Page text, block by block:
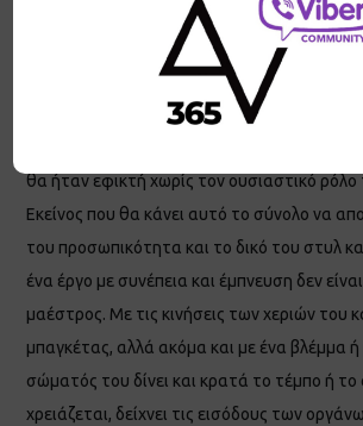
χρειάζεται το “εμείς” που εκφράζει ένα
κάθε περίπτωση το όλο αποτελεί κάτι
άθροισμα των μερών του. Ποιανού ρόλος δεν
αναφερθεί ακόμα στην επιτυχία μιας
θα ήταν εφικτή χωρίς τον ουσιαστικό
Εκείνος που θα κάνει αυτό το σύνολο να
του προσωπικότητα και το δικό του στυλ
ένα έργο με συνέπεια και έμπνευση δεν
μαέστρος. Με τις κινήσεις των χεριών του
μπαγκέτας, αλλά ακόμα και με ένα βλέμμα ή
σώματός του δίνει και κρατά το τέμπο ή το
χρειάζεται, δείχνει τις εισόδους των